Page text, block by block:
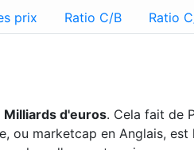
prix Ratio C/B Ratio
Milliards d'euros. Cela fait de
ou marketcap en Anglais,